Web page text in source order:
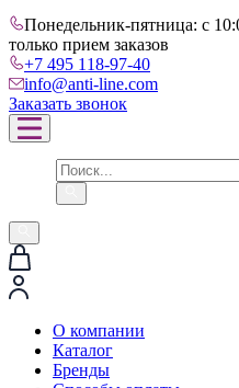
Понедельник-пятница: с
только прием заказов
+7 495 118-97-40
info@anti-line.com
Заказать звонок
О компании
Каталог
Бренды